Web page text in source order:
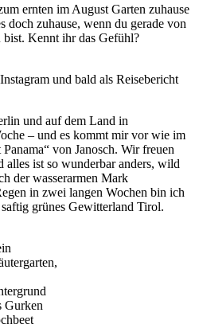
doch zuhause, wenn du gerade von
bist. Kennt ihr das Gefühl?
und bald als Reisebericht
und auf dem Land in
– und es kommt mir vor wie im
von Janosch. Wir freuen
alles ist so wunderbar anders, wild
der wasserarmen Mark
in zwei langen Wochen bin ich
grünes Gewitterland Tirol.
Gurken